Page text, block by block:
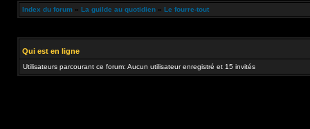
Index du forum » La guilde au quotidien » Le fourre-tout
Qui est en ligne
Utilisateurs parcourant ce forum: Aucun utilisateur enregistré et 15 invités